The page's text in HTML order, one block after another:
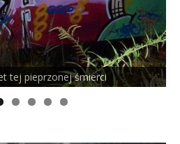
śmierci PELSON x